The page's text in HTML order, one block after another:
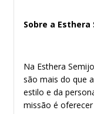
Sobre a Esthera
Na Esthera
são mais do que
estilo e da
missão é